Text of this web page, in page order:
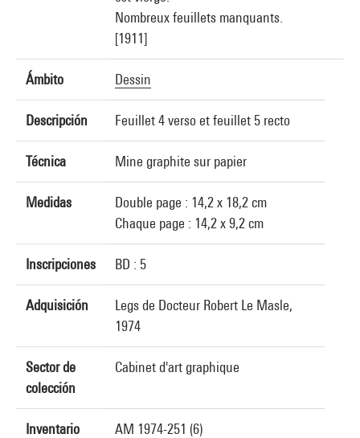
Nombreux feuillets manquants.
[1911]
Ámbito Dessin
Descripción Feuillet 4 verso et feuillet 5 recto
Técnica Mine graphite sur papier
Medidas
Double page : 14,2 x 18,2 cm
Chaque page : 14,2 x 9,2 cm
Inscripciones BD : 5
Adquisición
Legs de Docteur Robert Le Masle,
1974
Sector de
colección
Cabinet d'art graphique
Inventario AM 1974-251 (6)